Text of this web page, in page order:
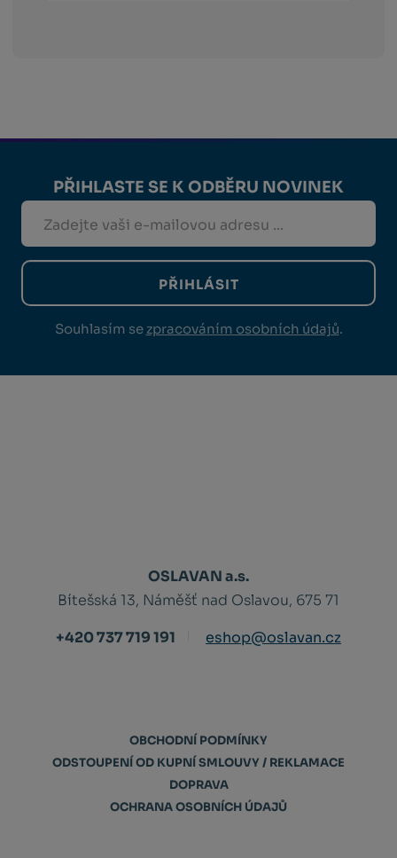
PŘIHLASTE SE K ODBĚRU NOVINEK
PŘIHLÁSIT
Souhlasím se zpracováním osobních údajů.
OSLAVAN a.s.
Bítešská 13, Náměšť nad Oslavou, 675 71
+420 737 719 191
eshop@oslavan.cz
OBCHODNÍ PODMÍNKY
ODSTOUPENÍ OD KUPNÍ SMLOUVY / REKLAMACE
DOPRAVA
OCHRANA OSOBNÍCH ÚDAJŮ